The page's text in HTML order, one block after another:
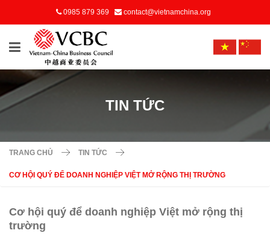
0985 879 369 contact@vietnamchina.org
TIN TỨC
TRANG CHỦ TIN TỨC
CƠ HỘI QUÝ ĐỂ DOANH NGHIỆP VIỆT MỞ RỘNG THỊ TRƯỜNG
Cơ hội quý để doanh nghiệp Việt mở rộng thị
trường